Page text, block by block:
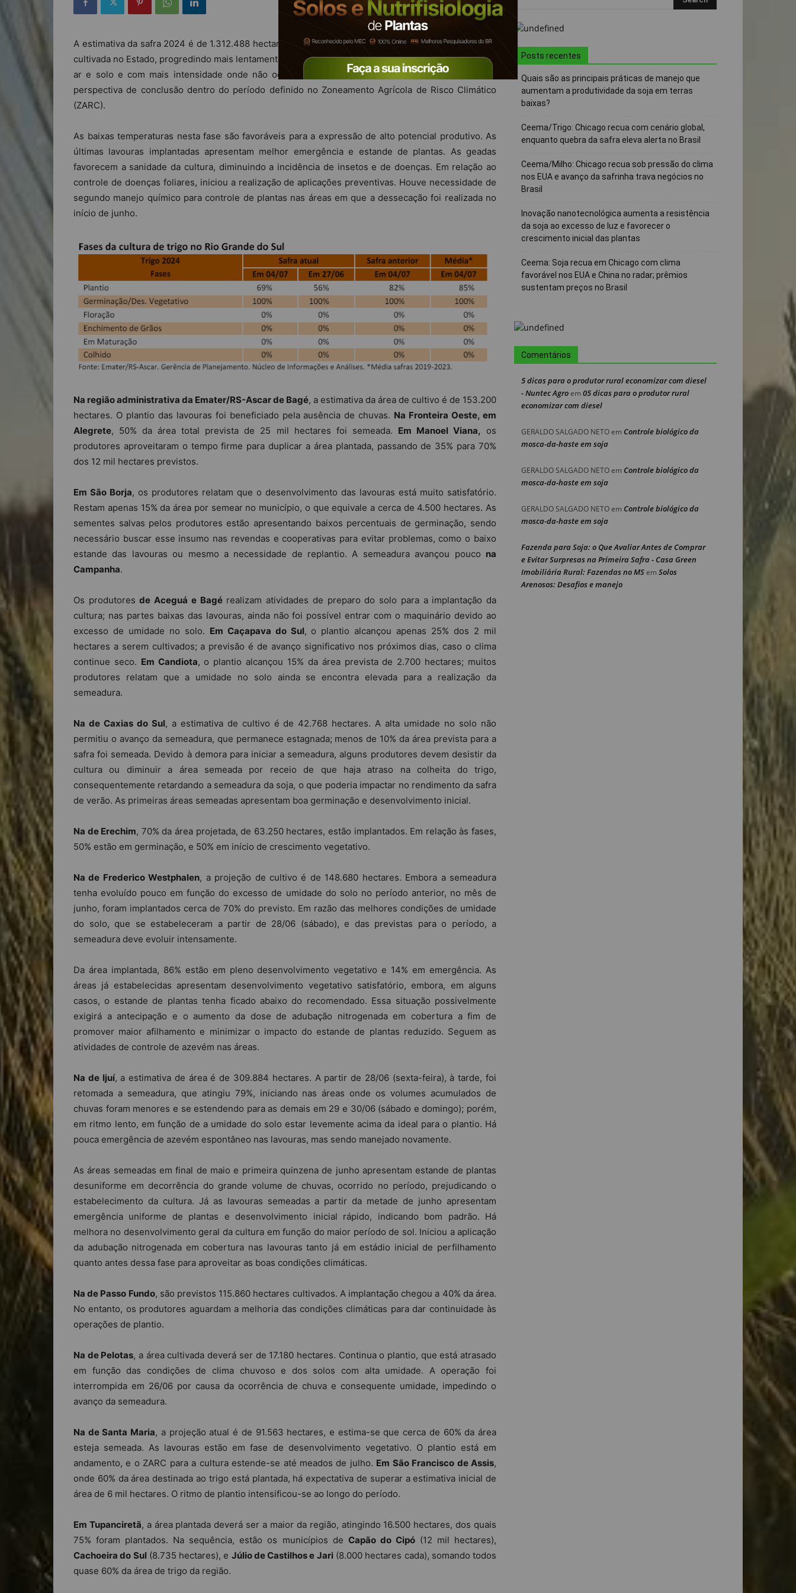
A estimativa da safra 2024 é de 1.312.488 hectares. No período, avançou o plantio para 69% da área
cultivada no Estado, progredindo mais lentamente em regiões onde houve maior umidade relativa do
ar e solo e com mais intensidade onde não ocorreram chuvas. O plantio está atrasado, mas há
perspectiva de conclusão dentro do período definido no Zoneamento Agrícola de Risco Climático
(ZARC).
As baixas temperaturas nesta fase são favoráveis para a expressão de alto potencial produtivo. As
últimas lavouras implantadas apresentam melhor emergência e estande de plantas. As geadas
favorecem a sanidade da cultura, diminuindo a incidência de insetos e de doenças. Em relação ao
controle de doenças foliares, iniciou a realização de aplicações preventivas. Houve necessidade de
segundo manejo químico para controle de plantas nas áreas em que a dessecação foi realizada no
início de junho.
Na região administrativa da Emater/RS-Ascar de Bagé, a estimativa da área de cultivo é de 153.200
hectares. O plantio das lavouras foi beneficiado pela ausência de chuvas. Na Fronteira Oeste, em
Alegrete, 50% da área total prevista de 25 mil hectares foi semeada. Em Manoel Viana, os
produtores aproveitaram o tempo firme para duplicar a área plantada, passando de 35% para 70%
dos 12 mil hectares previstos.
Em São Borja, os produtores relatam que o desenvolvimento das lavouras está muito satisfatório.
Restam apenas 15% da área por semear no município, o que equivale a cerca de 4.500 hectares. As
sementes salvas pelos produtores estão apresentando baixos percentuais de germinação, sendo
necessário buscar esse insumo nas revendas e cooperativas para evitar problemas, como o baixo
estande das lavouras ou mesmo a necessidade de replantio. A semeadura avançou pouco na
Campanha.
Os produtoresde Aceguá e Bagérealizam atividades de preparo do solo para a implantação da
cultura; nas partes baixas das lavouras, ainda não foi possível entrar com o maquinário devido ao
excesso de umidade no solo. Em Caçapava do Sul, o plantio alcançou apenas 25% dos 2 mil
hectares a serem cultivados; a previsão é de avanço significativo nos próximos dias, caso o clima
continue seco. Em Candiota, o plantio alcançou 15% da área prevista de 2.700 hectares; muitos
produtores relatam que a umidade no solo ainda se encontra elevada para a realização da
semeadura.
Na de Caxias do Sul, a estimativa de cultivo é de 42.768 hectares. A alta umidade no solo não
permitiu o avanço da semeadura, que permanece estagnada; menos de 10% da área prevista para a
safra foi semeada. Devido à demora para iniciar a semeadura, alguns produtores devem desistir da
cultura ou diminuir a área semeada por receio de que haja atraso na colheita do trigo,
consequentemente retardando a semeadura da soja, o que poderia impactar no rendimento da safra
de verão. As primeiras áreas semeadas apresentam boa germinação e desenvolvimento inicial.
Na de Erechim, 70% da área projetada, de 63.250 hectares, estão implantados. Em relação às fases,
50% estão em germinação, e 50% em início de crescimento vegetativo.
Na de Frederico Westphalen, a projeção de cultivo é de 148.680 hectares. Embora a semeadura
tenha evoluído pouco em função do excesso de umidade do solo no período anterior, no mês de
junho, foram implantados cerca de 70% do previsto. Em razão das melhores condições de umidade
do solo, que se estabeleceram a partir de 28/06 (sábado), e das previstas para o período, a
semeadura deve evoluir intensamente.
Da área implantada, 86% estão em pleno desenvolvimento vegetativo e 14% em emergência. As
áreas já estabelecidas apresentam desenvolvimento vegetativo satisfatório, embora, em alguns
casos, o estande de plantas tenha ficado abaixo do recomendado. Essa situação possivelmente
exigirá a antecipação e o aumento da dose de adubação nitrogenada em cobertura a fim de
promover maior afilhamento e minimizar o impacto do estande de plantas reduzido. Seguem as
atividades de controle de azevém nas áreas.
Na de Ijuí, a estimativa de área é de 309.884 hectares. A partir de 28/06 (sexta-feira), à tarde, foi
retomada a semeadura, que atingiu 79%, iniciando nas áreas onde os volumes acumulados de
chuvas foram menores e se estendendo para as demais em 29 e 30/06 (sábado e domingo); porém,
em ritmo lento, em função de a umidade do solo estar levemente acima da ideal para o plantio. Há
pouca emergência de azevém espontâneo nas lavouras, mas sendo manejado novamente.
As áreas semeadas em final de maio e primeira quinzena de junho apresentam estande de plantas
desuniforme em decorrência do grande volume de chuvas, ocorrido no período, prejudicando o
estabelecimento da cultura. Já as lavouras semeadas a partir da metade de junho apresentam
emergência uniforme de plantas e desenvolvimento inicial rápido, indicando bom padrão. Há
melhora no desenvolvimento geral da cultura em função do maior período de sol. Iniciou a aplicação
da adubação nitrogenada em cobertura nas lavouras tanto já em estádio inicial de perfilhamento
quanto antes dessa fase para aproveitar as boas condições climáticas.
Na de Passo Fundo, são previstos 115.860 hectares cultivados. A implantação chegou a 40% da área.
No entanto, os produtores aguardam a melhoria das condições climáticas para dar continuidade às
operações de plantio.
Na de Pelotas, a área cultivada deverá ser de 17.180 hectares. Continua o plantio, que está atrasado
em função das condições de clima chuvoso e dos solos com alta umidade. A operação foi
interrompida em 26/06 por causa da ocorrência de chuva e consequente umidade, impedindo o
avanço da semeadura.
Na de Santa Maria, a projeção atual é de 91.563 hectares, e estima-se que cerca de 60% da área
esteja semeada. As lavouras estão em fase de desenvolvimento vegetativo. O plantio está em
andamento, e o ZARC para a cultura estende-se até meados de julho. Em São Francisco de Assis,
onde 60% da área destinada ao trigo está plantada, há expectativa de superar a estimativa inicial de
área de 6 mil hectares. O ritmo de plantio intensificou-se ao longo do período.
Em Tupanciretã, a área plantada deverá ser a maior da região, atingindo 16.500 hectares, dos quais
75% foram plantados. Na sequência, estão os municípios de Capão do Cipó(12 mil hectares),
Cachoeira do Sul (8.735 hectares), e Júlio de Castilhos e Jari (8.000 hectares cada), somando todos
quase 60% da área de trigo da região.
Posts recentes
Quais são as principais práticas de manejo que
aumentam a produtividade da soja em terras
baixas?
Ceema/Trigo: Chicago recua com cenário global,
enquanto quebra da safra eleva alerta no Brasil
Ceema/Milho: Chicago recua sob pressão do clima
nos EUA e avanço da safrinha trava negócios no
Brasil
Inovação nanotecnológica aumenta a resistência
da soja ao excesso de luz e favorecer o
crescimento inicial das plantas
Ceema: Soja recua em Chicago com clima
favorável nos EUA e China no radar; prêmios
sustentam preços no Brasil
Comentários
5 dicas para o produtor rural economizar com diesel
- Nuntec Agroem 05 dicas para o produtor rural
economizar com diesel
GERALDO SALGADO NETOem Controle biológico da
mosca-da-haste em soja
GERALDO SALGADO NETOem Controle biológico da
mosca-da-haste em soja
GERALDO SALGADO NETOem Controle biológico da
mosca-da-haste em soja
Fazenda para Soja: o Que Avaliar Antes de Comprar
e Evitar Surpresas na Primeira Safra - Casa Green
Imobiliária Rural: Fazendas no MSem Solos
Arenosos: Desafios e manejo